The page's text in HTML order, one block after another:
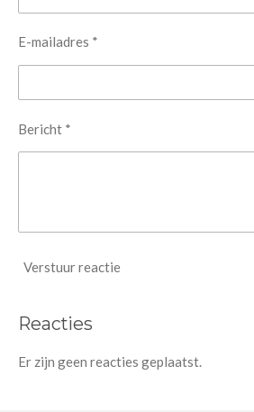
E-mailadres *
Bericht *
Verstuur reactie
Reacties
Er zijn geen reacties geplaatst.